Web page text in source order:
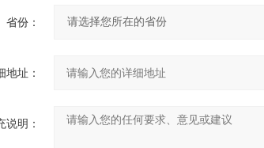
省份：
地址：
说明：